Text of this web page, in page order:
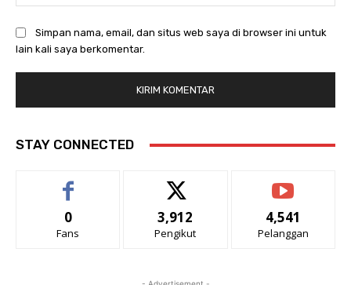
Simpan nama, email, dan situs web saya di browser ini untuk
lain kali saya berkomentar.
STAY CONNECTED
0
Fans
3,912
Pengikut
4,541
Pelanggan